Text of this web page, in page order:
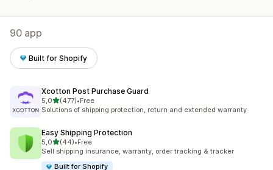
90 app
Built for Shopify
Xcotton Post Purchase Guard
5,0stelle su 5
(477)
477 recensioni totali
•Free
Solutions of shipping protection, return and extended warranty
Easy Shipping Protection
5,0stelle su 5
(44)
44 recensioni totali
•Free
Sell shipping insurance, warranty, order tracking & tracker
Built for Shopify